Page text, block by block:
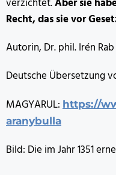
verzichtet.Aber sie
Recht, das sie vor
Autorin, Dr. phil. Irén
Deutsche Übersetzung
MAGYARUL: https://
aranybulla
Bild: Die im Jahr 1351